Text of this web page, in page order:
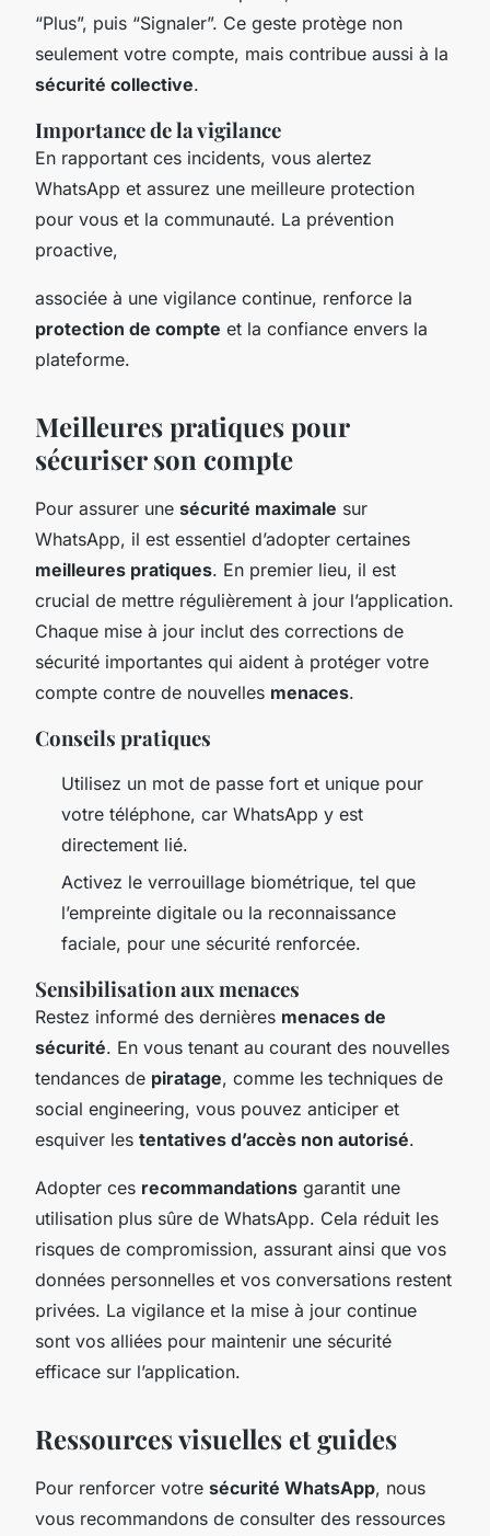
“Plus”, puis “Signaler”. Ce geste protège non
seulement votre compte, mais contribue aussi à la
sécurité collective.
Importance de la vigilance
En rapportant ces incidents, vous alertez
WhatsApp et assurez une meilleure protection
pour vous et la communauté. La prévention
proactive,
associée à une vigilance continue, renforce la
protection de compte et la confiance envers la
plateforme.
Meilleures pratiques pour
sécuriser son compte
Pour assurer une sécurité maximale sur
WhatsApp, il est essentiel d’adopter certaines
meilleures pratiques. En premier lieu, il est
crucial de mettre régulièrement à jour l’application.
Chaque mise à jour inclut des corrections de
sécurité importantes qui aident à protéger votre
compte contre de nouvelles menaces.
Conseils pratiques
Utilisez un mot de passe fort et unique pour
votre téléphone, car WhatsApp y est
directement lié.
Activez le verrouillage biométrique, tel que
l’empreinte digitale ou la reconnaissance
faciale, pour une sécurité renforcée.
Sensibilisation aux menaces
Restez informé des dernières menaces de
sécurité. En vous tenant au courant des nouvelles
tendances de piratage, comme les techniques de
social engineering, vous pouvez anticiper et
esquiver les tentatives d’accès non autorisé.
Adopter ces recommandations garantit une
utilisation plus sûre de WhatsApp. Cela réduit les
risques de compromission, assurant ainsi que vos
données personnelles et vos conversations restent
privées. La vigilance et la mise à jour continue
sont vos alliées pour maintenir une sécurité
efficace sur l’application.
Ressources visuelles et guides
Pour renforcer votre sécurité WhatsApp, nous
vous recommandons de consulter des ressources